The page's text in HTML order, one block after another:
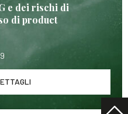
e dei rischi di
di product